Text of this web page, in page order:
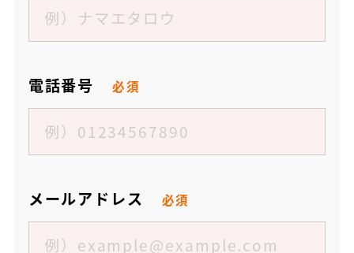
電話番号 必須
メールアドレス 必須